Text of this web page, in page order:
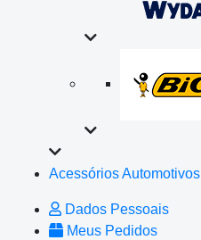
Acessórios Automotivos
Dados Pessoais
Meus Pedidos